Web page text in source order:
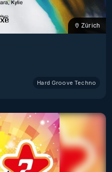
Zürich
Hard Groove Techno